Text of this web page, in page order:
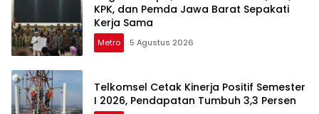
KPK, dan Pemda Jawa Barat Sepakati
Kerja Sama
Metro 5 Agustus 2026
Telkomsel Cetak Kinerja Positif Semester
I 2026, Pendapatan Tumbuh 3,3 Persen